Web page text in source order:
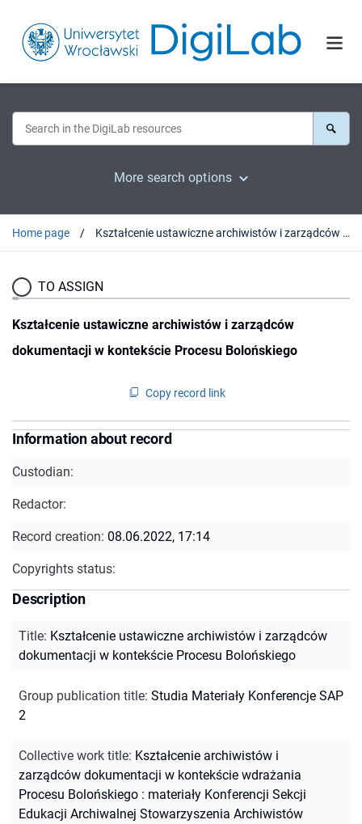
More search options
Home page Kształcenie ustawiczne archiwistów i zarządców dokumentacji w kontekście Procesu Bolońskiego
TO ASSIGN
Kształcenie ustawiczne archiwistów i zarządców
dokumentacji w kontekście Procesu Bolońskiego
Copy record link
Information about record
Custodian:
Redactor:
Record creation: 08.06.2022, 17:14
Copyrights status:
Description
Title: Kształcenie ustawiczne archiwistów i zarządców
dokumentacji w kontekście Procesu Bolońskiego
Group publication title: Studia Materiały Konferencje SAP
2
Collective work title: Kształcenie archiwistów i
zarządców dokumentacji w kontekście wdrażania
Procesu Bolońskiego : materiały Konferencji Sekcji
Edukacji Archiwalnej Stowarzyszenia Archiwistów